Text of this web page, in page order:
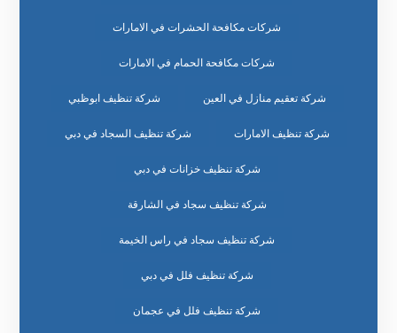
شركات مكافحة الحشرات في الامارات
شركات مكافحة الحمام في الامارات
شركة تعقيم منازل في العين شركة تنظيف ابوظبي
شركة تنظيف الامارات شركة تنظيف السجاد في دبي
شركة تنظيف خزانات في دبي
شركة تنظيف سجاد في الشارقة
شركة تنظيف سجاد في راس الخيمة
شركة تنظيف فلل في دبي
شركة تنظيف فلل في عجمان